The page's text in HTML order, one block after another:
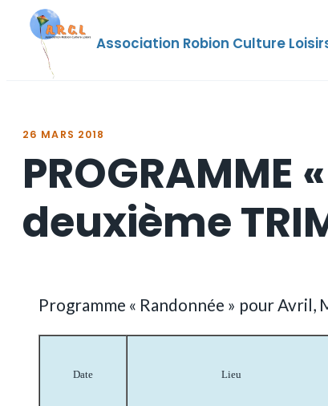
Aller
contenu
Association Robion Culture
26 MARS 2018
PROGRAMME
deuxième
Programme « Randonnée » pour Avril,
Date Lieu